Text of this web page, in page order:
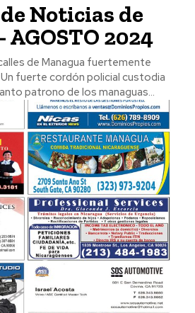
Noticias de
2024
patrono de los managuas...